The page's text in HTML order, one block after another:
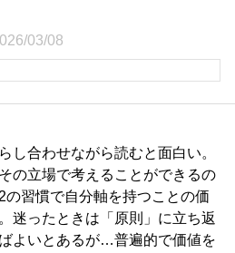
03/08
し合わせながら読むと面白い。
の立場で考えることができるの
の習慣で自分軸を持つことの価
迷ったときは「原則」に立ち返
よいとあるが…普遍的で価値を